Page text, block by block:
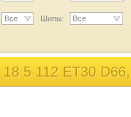
Все Шипы: Все
5 112 ET30